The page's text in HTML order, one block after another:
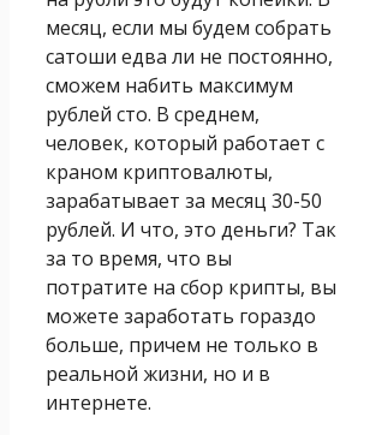
месяц, если мы будем собрать
сатоши едва ли не постоянно,
сможем набить максимум
рублей сто. В среднем,
человек, который работает с
краном криптовалюты,
зарабатывает за месяц 30-50
рублей. И что, это деньги? Так
за то время, что вы
потратите на сбор крипты, вы
можете заработать гораздо
больше, причем не только в
реальной жизни, но и в
интернете.